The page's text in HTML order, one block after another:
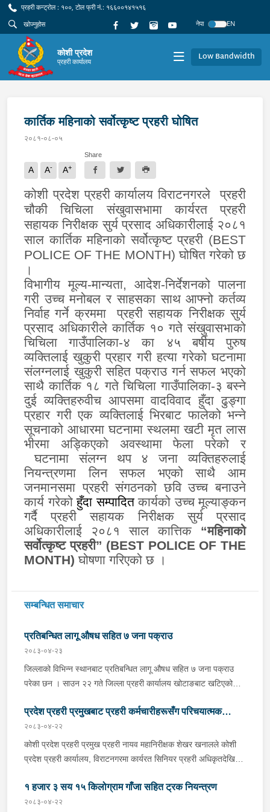
प्रहरी कन्ट्रोल : १००, टोल फ्री नं.: १६६००१४१५१६
नेपा
EN
कोशी प्रदेश
प्रहरी कार्यालय Low Bandwidth
कार्तिक महिनाको सर्वोत्कृष्ट प्रहरी घोषित
२०८१-०८-०५
A A- A+
Share
कोशी प्रदेश प्रहरी कार्यालय विराटनगरले
प्रहरी
चौकी चिचिला संखुवासभामा कार्यरत प्रहरी
सहायक निरीक्षक सुर्य प्रसाद अधिकारीलाई २०८१
साल कार्तिक महिनाको सर्वोत्कृष्ट प्रहरी (BEST
POLICE OF THE MONTH)घोषित गरेको छ
।
विभागीय मूल्य-मान्यता, आदेश-निर्देशनको पालना
गरी उच्च मनोबल र साहसका साथ आफ्नो कर्तव्य
निर्वाह गर्ने क्रममा
प्रहरी सहायक निरीक्षक सुर्य
प्रसाद अधिकारीले कार्तिक १० गते संखुवासभाको
चिचिला गाउँपालिका-४ का ४५ बर्षीय पुरुष
व्यक्तिलाई खुकुरी प्रहार गरी हत्या गरेको घटनामा
संलग्नलाई खुकुरी सहित पक्राउ गर्न सफल भएको
साथै कार्तिक १८ गते चिचिला गाउँपालिका-३ बस्ने
दुई व्यक्तिहरुवीच आपसमा वादविवाद हुँदा ढुङ्गा
प्रहार गरी एक व्यक्तिलाई भिरबाट फालेको भन्ने
सूचनाको आधारमा घटनामा स्थलमा खटी मृत लास
भीरमा अड्किएको अवस्थामा फेला परेको र
घटनामा संलग्न थप ४ जना व्यक्तिहरुलाई
नियन्त्रणमा लिनसफल भएको साथै आम
जनमानसमा प्रहरी संगठनको छवि उच्च बनाउने
कार्य गरेकोहुँदा सम्पादितकार्यको उच्च मूल्याङ्कन
गर्दैप्रहरी सहायक निरीक्षक सुर्य प्रसाद
अधिकारीलाई २०८१ साल कात्तिक “महिनाको
सर्वोत्कृष्ट प्रहरी” (BEST POLICE OF THE
MONTH) घोषणा गरिएको छ ।
सम्बन्धित समाचार
प्रतिबन्धित लागू औषध सहित ७ जना पक्राउ
२०८३-०४-२३
जिल्लाको विभिन्न स्थानबाट प्रतिबन्धित लागू औषध सहित ७ जना पक्राउ
परेका छन । साउन २२ गते जिल्ला प्रहरी कार्यालय खोटाङबाट खटिएको
स्थित मध्यपहाडी लोकमार्गको जंगलमा शंकास्पद अवस्थामा रोकिराखेको
प्र.१-०२-००२ ख ००८३ नम्बरको ट्रक चेकजाँच गर्दा चालक बस्ने भाग र
पछाडिको डालाको बिचमा फल्स बटम बनाई लुकाई छिपाई राखेको अवस्थामा
१३ सय १५ किलो गाँजा फेला पारी ट्रक नियन्त्रणमा लिएको छ । त्यसैगरी
संयुक्त टोलीले मोरङको विराटनगर महानगरपालिका-१५ सुनसरी आयल्स
ट्रेडर्स अगाडिबाट भारत बिहार अररिया जिल्ला जोगवनी बस्ने २२ वर्षीय
प्रदेश प्रहरी प्रमुखबाट प्रहरी कर्मचारीहरूसँग परिचयात्मक
भेटघाट तथा अन्तरक्रिया
२०८३-०४-२२
कोशी प्रदेश प्रहरी प्रमुख प्रहरी नायव महानिरीक्षक शेखर खनालले कोशी
प्रदेश प्रहरी कार्यालय, विराटनगरमा कार्यरत सिनियर प्रहरी अधिकृतदेखि
अन्तरक्रिया गर्नुभएको छ । साउन २२ गते कोशी प्रदेश प्रहरी कार्यालयको
सभाहलमा आयोजित कार्यक्रममा उहाँले अन्तरक्रियाका क्रममा प्रहरी
१ हजार ३ सय १५ किलोग्राम गाँजा सहित ट्रक नियन्त्रण
२०८३-०४-२२